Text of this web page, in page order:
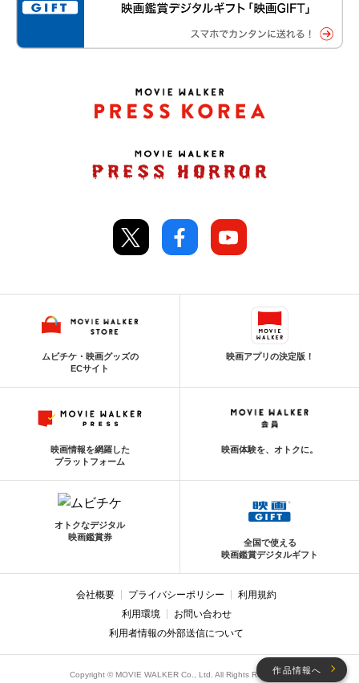
作品情報へ
ムビチケ・映画グッズの
ECサイト
映画アプリの決定版！
映画情報を網羅した
プラットフォーム
映画体験を、オトクに。
オトクなデジタル
映画鑑賞券
全国で使える
映画鑑賞デジタルギフト
会社概要 プライバシーポリシー
利用規約
利用環境
お問い合わせ
利用者情報の外部送信について
Copyright © MOVIE WALKER Co., Ltd. All Rights Reserved.